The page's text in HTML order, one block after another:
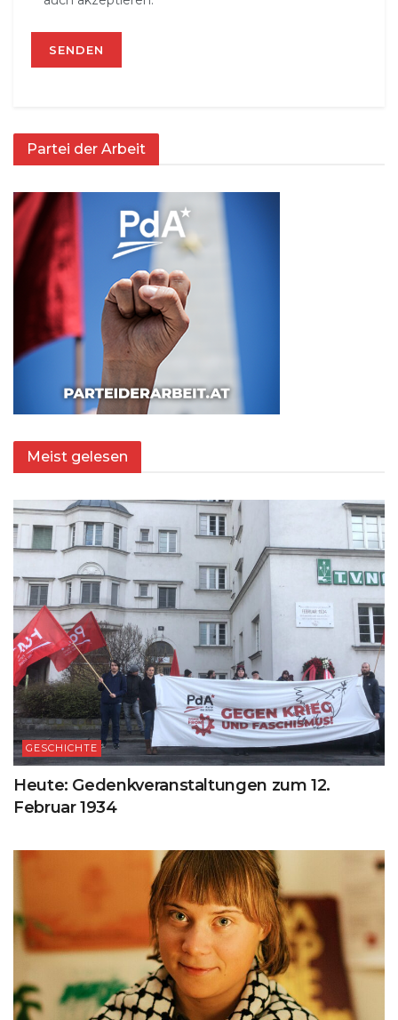
Partei der Arbeit
Meist gelesen
GESCHICHTE
Heute: Gedenkveranstaltungen zum 12.
Februar 1934